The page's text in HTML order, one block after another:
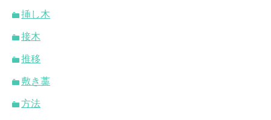
挿し木
接木
推移
敷き藁
方法